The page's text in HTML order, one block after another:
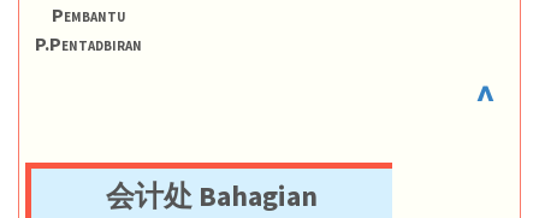
Pembantu
P.Pentadbiran
^
会计处 Bahagian